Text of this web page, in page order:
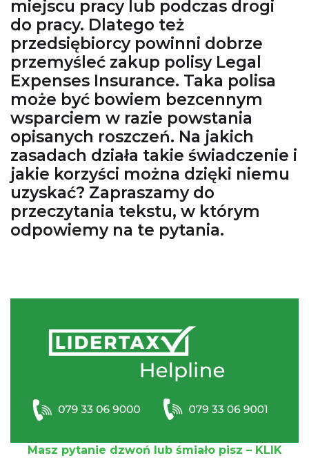
miejscu pracy lub podczas drogi
do pracy. Dlatego też
przedsiębiorcy powinni dobrze
przemyśleć zakup polisy Legal
Expenses Insurance. Taka polisa
może być bowiem bezcennym
wsparciem w razie powstania
opisanych roszczeń. Na jakich
zasadach działa takie świadczenie i
jakie korzyści można dzięki niemu
uzyskać? Zapraszamy do
przeczytania tekstu, w którym
odpowiemy na te pytania.
Masz pytanie dzwoń lub śmiało pisz – KLIK